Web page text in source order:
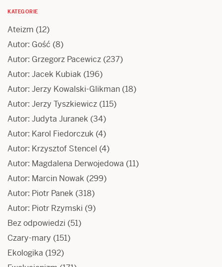
KATEGORIE
Ateizm (12)
Autor: Gość (8)
Autor: Grzegorz Pacewicz (237)
Autor: Jacek Kubiak (196)
Autor: Jerzy Kowalski-Glikman (18)
Autor: Jerzy Tyszkiewicz (115)
Autor: Judyta Juranek (34)
Autor: Karol Fiedorczuk (4)
Autor: Krzysztof Stencel (4)
Autor: Magdalena Derwojedowa (11)
Autor: Marcin Nowak (299)
Autor: Piotr Panek (318)
Autor: Piotr Rzymski (9)
Bez odpowiedzi (51)
Czary-mary (151)
Ekologika (192)